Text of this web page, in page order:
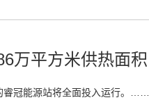
万平方米供热面积
睿冠能源站将全面投入运行。……